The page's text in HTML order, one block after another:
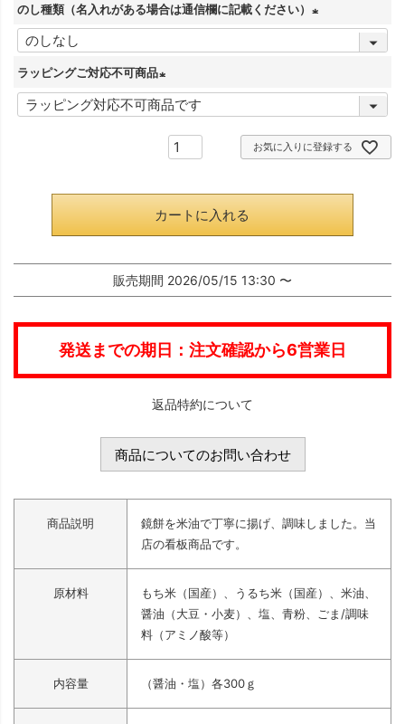
のし種類（名入れがある場合は通信欄に記載ください）
ラッピングご対応不可商品
(
お気に入りに登録する
カートに入れる
販売期間 2026/05/15 13:30 〜
発送までの期日：注文確認から6営業日
返品特約について
商品についてのお問い合わせ
商品説明
鏡餅を米油で丁寧に揚げ、調味しました。当
店の看板商品です。
原材料
もち米（国産）、うるち米（国産）、米油、
醤油（大豆・小麦）、塩、青粉、ごま/調味
料（アミノ酸等）
内容量 （醤油・塩）各300ｇ